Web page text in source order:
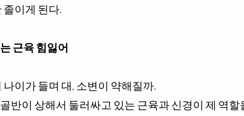
졸이게 된다.
근육 힘잃어
나이가 들며 대, 소변이 약해질까.